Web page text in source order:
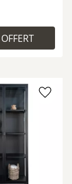
Lägg